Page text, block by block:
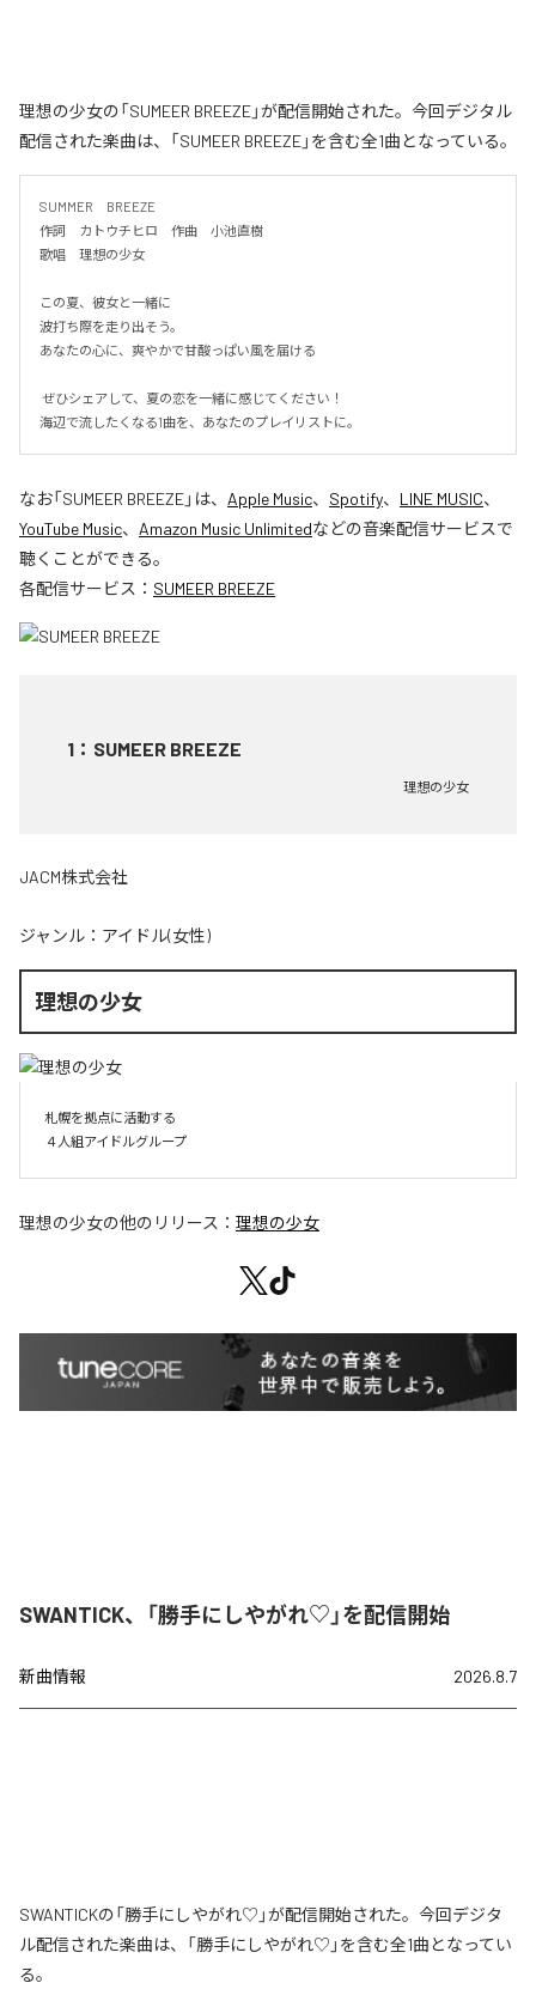
理想の少女の「SUMEER BREEZE」が配信開始された。今回デジタル
配信された楽曲は、「SUMEER BREEZE」を含む全1曲となっている。
SUMMER　BREEZE
作詞　カトウチヒロ　作曲　小池直樹
歌唱　理想の少女
この夏、彼女と一緒に
波打ち際を走り出そう。
あなたの心に、爽やかで甘酸っぱい風を届ける
海辺で流したくなる1曲を、あなたのプレイリストに。
なお「SUMEER BREEZE」は、 Apple Music、 Spotify、 LINE MUSIC、
YouTube Music、 Amazon Music Unlimitedなどの音楽配信サービスで
聴くことができる。
各配信サービス： SUMEER BREEZE
1 ： SUMEER BREEZE
理想の少女
JACM株式会社
ジャンル： アイドル(女性)
理想の少女
札幌を拠点に活動する
４人組アイドルグループ
理想の少女の他のリリース： 理想の少女
SWANTICK、「勝手にしやがれ♡」を配信開始
新曲情報 2026.8.7
SWANTICKの「勝手にしやがれ♡」が配信開始された。今回デジタ
ル配信された楽曲は、「勝手にしやがれ♡」を含む全1曲となってい
る。